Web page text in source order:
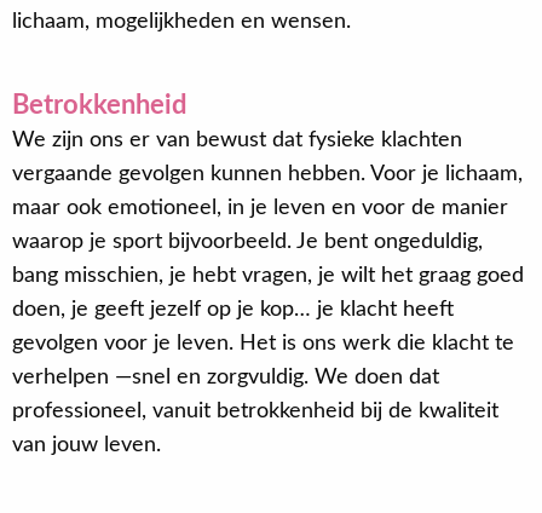
lichaam, mogelijkheden en wensen.
Betrokkenheid
We zijn ons er van bewust dat fysieke klachten
vergaande gevolgen kunnen hebben. Voor je lichaam,
maar ook emotioneel, in je leven en voor de manier
waarop je sport bijvoorbeeld. Je bent ongeduldig,
bang misschien, je hebt vragen, je wilt het graag goed
doen, je geeft jezelf op je kop… je klacht heeft
gevolgen voor je leven. Het is ons werk die klacht te
verhelpen —snel en zorgvuldig. We doen dat
professioneel, vanuit betrokkenheid bij de kwaliteit
van jouw leven.